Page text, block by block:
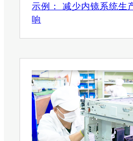
示例： 减少内镜系统生
响